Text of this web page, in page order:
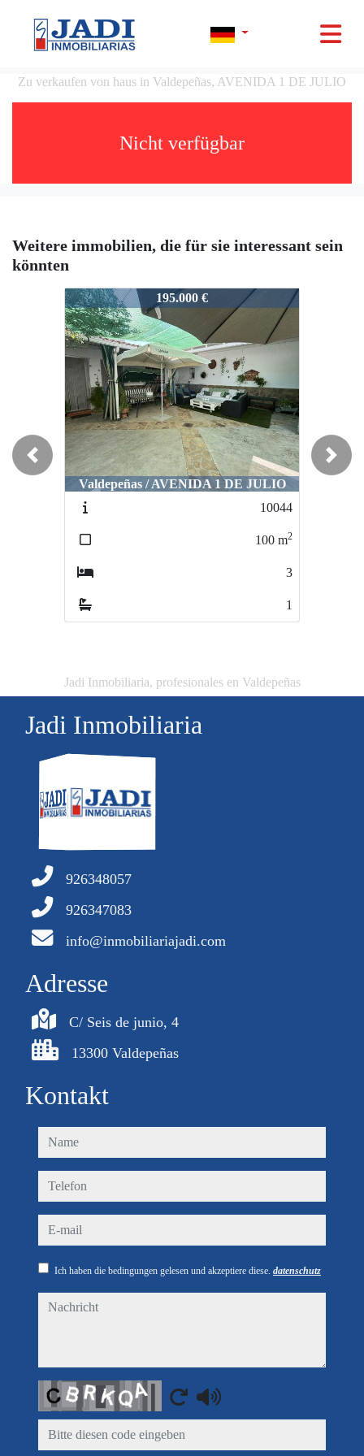
Zu verkaufen von haus in Valdepeñas, AVENIDA 1 DE JULIO
Nicht verfügbar
Weitere immobilien, die für sie interessant sein
könnten
09653
195.000 €
Valdepeñas / AVENIDA 1 DE JULIO
10044
100 m2
3
1
Previous Next
Jadi Inmobiliaria, profesionales en Valdepeñas
Jadi Inmobiliaria
926348057
926347083
info@inmobiliariajadi.com
Adresse
C/ Seis de junio, 4
13300 Valdepeñas
Kontakt
name
telefon
e-mail
Ich haben die bedingungen gelesen und akzeptiere diese. datenschutz
nachricht
Captcha